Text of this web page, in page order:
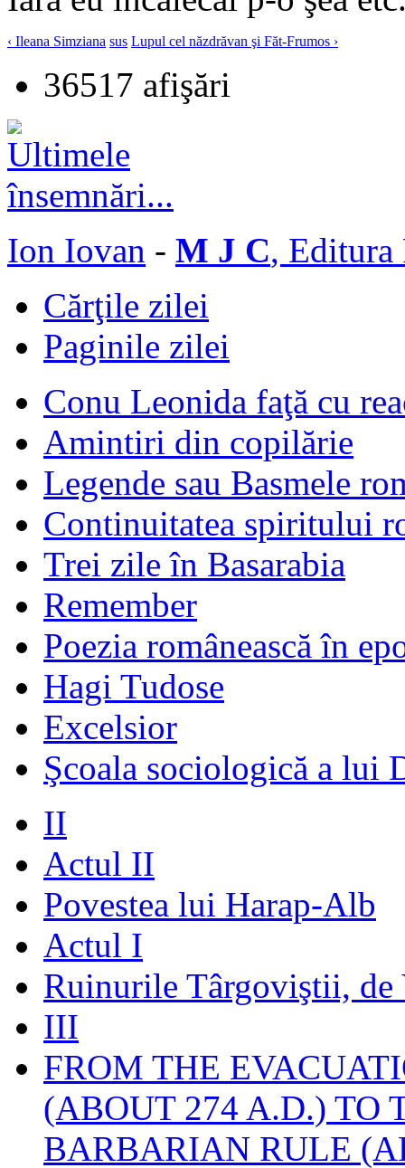
‹ Ileana Simziana sus Lupul cel năzdrăvan şi Făt-Frumos ›
36517 afişări
Ion Iovan - M J C, Editura
Cărţile zilei
Paginile zilei
Conu Leonida faţă cu
Amintiri din copilărie
Legende sau Basmele
Continuitatea spiritului
Trei zile în Basarabia
Remember
Poezia românească în
Hagi Tudose
Excelsior
Şcoala sociologică a lui
II
Actul II
Povestea lui Harap-Alb
Actul I
Ruinurile Târgoviştii, de
III
FROM THE
(ABOUT 274 A.D.) TO
BARBARIAN RULE